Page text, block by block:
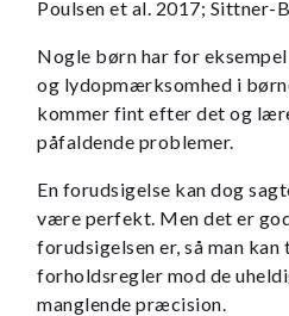
Poulsen et al. 2017; Sittner-
Nogle børn har for
og lydopmærksomhed i
kommer fint efter det og
påfaldende problemer.
En forudsigelse kan dog
være perfekt. Men det er
forudsigelsen er, så man
forholdsregler mod de
manglende præcision.